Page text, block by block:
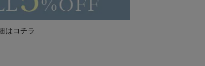
はコチラ